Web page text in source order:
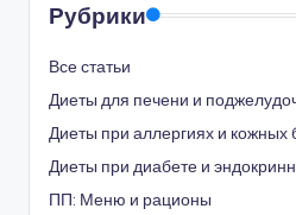
Рубрики
Все статьи
Диеты для печени и
Диеты при аллергиях и кожных
Диеты при диабете и
ПП: Меню и рационы